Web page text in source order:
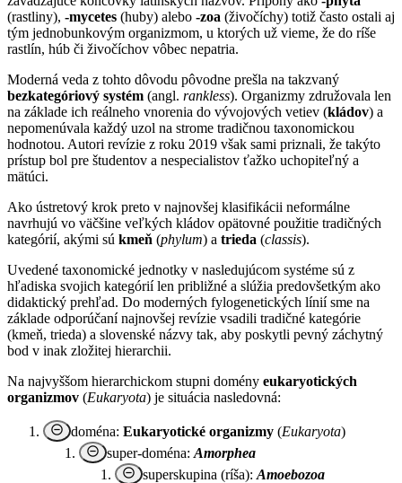
(rastliny), -mycetes (huby) alebo -zoa (živočíchy) totiž často ostali aj
tým jednobunkovým organizmom, u ktorých už vieme, že do ríše
rastlín, húb či živočíchov vôbec nepatria.
Moderná veda z tohto dôvodu pôvodne prešla na takzvaný
bezkategóriový systém (angl. rankless). Organizmy združovala len
na základe ich reálneho vnorenia do vývojových vetiev (kládov) a
nepomenúvala každý uzol na strome tradičnou taxonomickou
hodnotou. Autori revízie z roku 2019 však sami priznali, že takýto
prístup bol pre študentov a nespecialistov ťažko uchopiteľný a
mätúci.
Ako ústretový krok preto v najnovšej klasifikácii neformálne
navrhujú vo väčšine veľkých kládov opätovné použitie tradičných
kategórií, akými sú kmeň (phylum) a trieda (classis).
Uvedené taxonomické jednotky v nasledujúcom systéme sú z
hľadiska svojich kategórií len približné a slúžia predovšetkým ako
didaktický prehľad. Do moderných fylogenetických línií sme na
základe odporúčaní najnovšej revízie vsadili tradičné kategórie
(kmeň, trieda) a slovenské názvy tak, aby poskytli pevný záchytný
bod v inak zložitej hierarchii.
Na najvyššom hierarchickom stupni domény eukaryotických
organizmov (Eukaryota) je situácia nasledovná:
remove_circle_outline doména: Eukaryotické organizmy (Eukaryota)
remove_circle_outline super-doména: Amorphea
remove_circle_outline superskupina (ríša): Amoebozoa